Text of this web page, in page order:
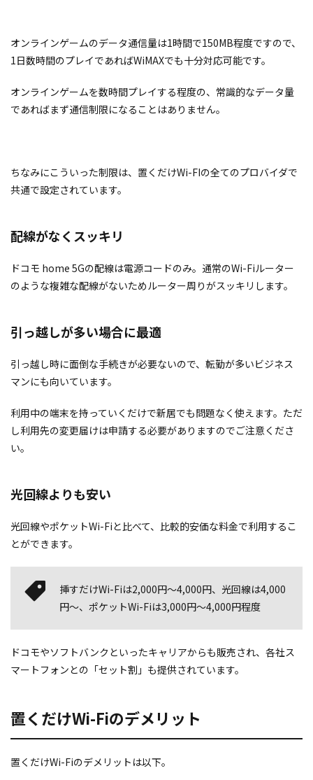
オンラインゲームのデータ通信量は1時間で150MB程度ですので、
1日数時間のプレイであればWiMAXでも十分対応可能です。
オンラインゲームを数時間プレイする程度の、常識的なデータ量
であればまず通信制限になることはありません。
ちなみにこういった制限は、置くだけWi-FIの全てのプロバイダで
共通で設定されています。
配線がなくスッキリ
ドコモ home 5Gの配線は電源コードのみ。通常のWi-Fiルーター
のような複雑な配線がないためルーター周りがスッキリします。
引っ越しが多い場合に最適
引っ越し時に面倒な手続きが必要ないので、転勤が多いビジネス
マンにも向いています。
利用中の端末を持っていくだけで新居でも問題なく使えます。ただ
し利用先の変更届けは申請する必要がありますのでご注意くださ
い。
光回線よりも安い
光回線やポケットWi-Fiと比べて、比較的安価な料金で利用するこ
とができます。
挿すだけWi-Fiは2,000円～4,000円、光回線は4,000
円～、ポケットWi-Fiは3,000円～4,000円程度
ドコモやソフトバンクといったキャリアからも販売され、各社ス
マートフォンとの「セット割」も提供されています。
置くだけWi-Fiのデメリット
置くだけWi-Fiのデメリットは以下。